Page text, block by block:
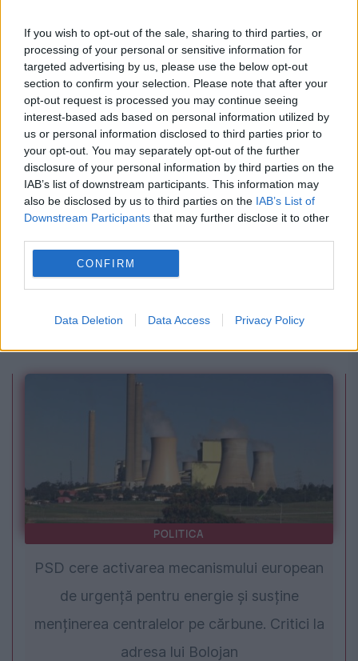
If you wish to opt-out of the sale, sharing to third parties, or
processing of your personal or sensitive information for
targeted advertising by us, please use the below opt-out
section to confirm your selection. Please note that after your
opt-out request is processed you may continue seeing
interest-based ads based on personal information utilized by
us or personal information disclosed to third parties prior to
your opt-out. You may separately opt-out of the further
disclosure of your personal information by third parties on the
IAB’s list of downstream participants. This information may
also be disclosed by us to third parties on the IAB’s List of
Downstream Participants that may further disclose it to other
CONFIRM
Data Deletion Data Access Privacy Policy
repus în funcțiune sistemul
SOCIAL
Credite de sute de milioane de euro, în
POLITICA
PSD cere activarea mecanismului european
de urgență pentru energie și susține
menținerea centralelor pe cărbune. Critici la
adresa lui Bolojan